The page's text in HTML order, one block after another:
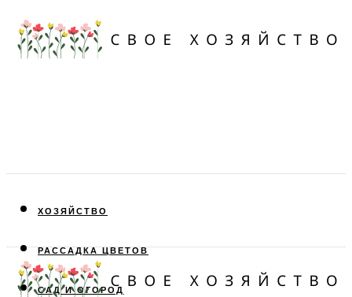
ХОЗЯЙСТВО
РАССАДКА ЦВЕТОВ
САД И ОГОРОД